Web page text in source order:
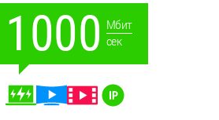
1000 Мбит
сек